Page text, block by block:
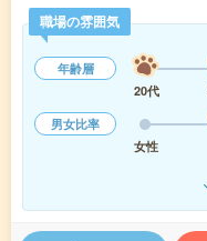
職場の雰囲気
年齢層
20代
男女比率
女性